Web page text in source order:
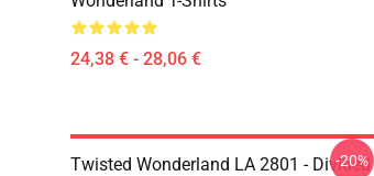
24,38 € - 28,06 €
Twisted Wonderland LA 2801 - Divided
-20%